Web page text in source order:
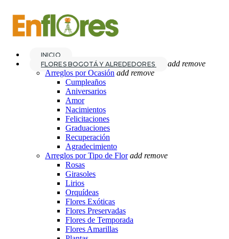
INICIO
FLORES BOGOTÁ Y ALREDEDORES
add remove
Arreglos por Ocasión add remove
Cumpleaños
Aniversarios
Amor
Nacimientos
Felicitaciones
Graduaciones
Recuperación
Agradecimiento
Arreglos por Tipo de Flor add remove
Rosas
Girasoles
Lirios
Orquídeas
Flores Exóticas
Flores Preservadas
Flores de Temporada
Flores Amarillas